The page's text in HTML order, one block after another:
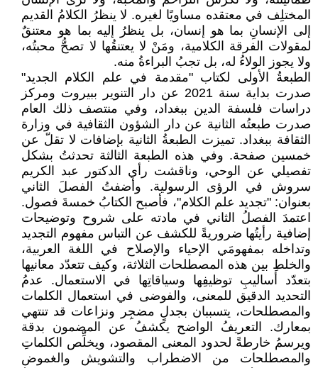
المختلِف في معتقده مساويًا لغيره. لا ينظرُ الكلامُ القديم
إلى الإنسانِ بما هو إنسان، بل ينظرُ إليه بما هو معتنقٌ
لمقولات الفرقة الكلامية، ومَنْ لا يعتنقُها لا تصحُّ محبتُه،
ولا يجوز الولاءُ له، بل تجبُ البراءةُ منه.
الطبعةُ الأولى لكتاب "مقدمة في علم الكلام الجديد"
صدرت بداية سنة 2021 عن دار التنوير ببيروت ومركز
دراسات فلسفة الدين ببغداد، وفي منتصف ذلك العام
صدرت طبعتُه الثانية عن دار الشؤون الثقافية في وزارة
الثقافة ببغداد. تميزت الطبعةُ الثانية بإضافات لا تقلّ عن
خمسين صفحة. وفي هذه الطبعة الثالثة تحدثتُ بشكل
تفصيلي عن الوحي، وناقشت رأي الدكتور عبد الكريم
سروش في الرؤى الرسولية. وأضفتُ الفصلَ الثاني
بعنوان: "تجديد علم الكلام"، فأصبح الكتابُ خمسةَ فصول.
اعتمدَ الفصلُ الثاني في مادته على شروح وتوضيحات
إضافية رأيتُها ضروريةً للكشف عن التباس مفهوم التجديد
وتداخله بمفهومَي الإحياء والإصلاح في اللغة العربية،
والخلطِ بين هذه المصطلحات الثلاثة، وكيف تتعدّد معانيها
بتعدّد أساليبِ توظيفِها وسياقاتِها في الاستعمال. عدمُ
التحديد الدقيق للمعنى، والفوضى في استعمال الكلمات
والمصطلحات، يتسببان بجدلٍ مضجِر ونزاعات قد تنتهي
بمعارك. التعريفُ الواضح يكشفُ عن المضمون بدقة
ويرسمُ خارطةً لحدود المعنى المقصود، ويخلِّص الكلماتِ
والمصطلحات من الاضطراب والتشويش والغموض